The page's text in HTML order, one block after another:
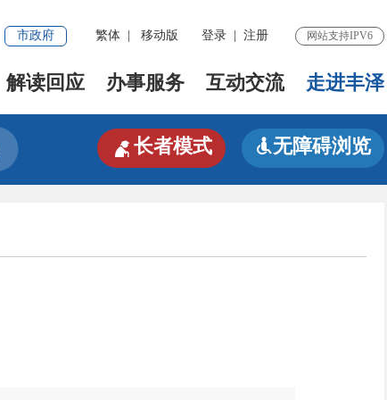
市政府 繁体 移动版 登录 注册 网站支持IPV6
解读回应 办事服务 互动交流 走进丰泽
长者模式 无障碍浏览